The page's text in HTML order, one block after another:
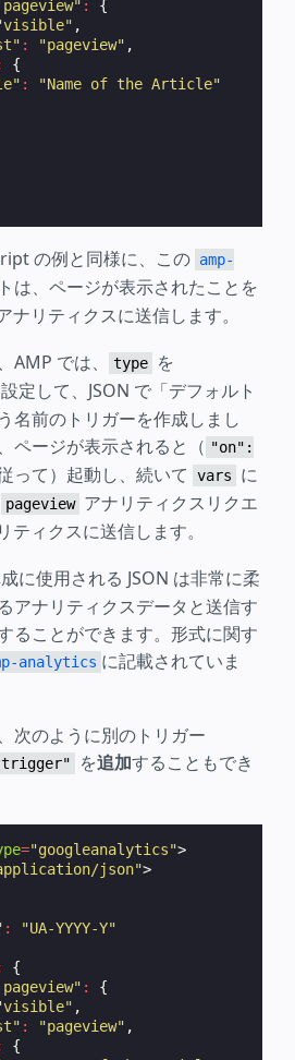
:
{
,
: "pageview" ,
{
:
"Name of the Article"
の例と同様に、この amp-
は、ページが表示されたことを
リティクスに送信します。
AMP では、
type を
定して、JSON で「デフォルト
名前のトリガーを作成しまし
ページが表示されると（ "on":
って）起動し、続いて vars
に
pageview アナリティクスリクエ
ィクスに送信します。
に使用される JSON は非常に柔
アナリティクスデータと送信す
ることができます。形式に関す
analytics に記載されていま
次のように別のトリガー
trigger" を追加することもでき
="googleanalytics">
json">
:
"UA-YYYY-Y"
{
:
{
,
: "pageview" ,
{